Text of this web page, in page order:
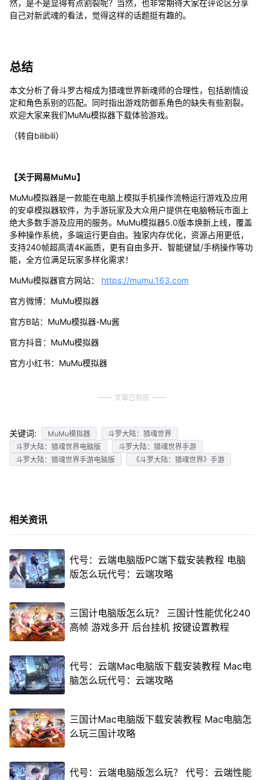
然，是不是显得有点割裂呢？当然，也非常期待大家在评论区分享
自己对新武魂的看法，觉得这样的话题挺有趣的。
总结
本文分析了骨斗罗古榕成为猎魂世界新魂师的合理性，包括剧情设
定和角色系别的匹配。同时指出游戏防御系角色的缺失有些割裂。
欢迎大家来我们MuMu模拟器下载体验游戏。
（转自bilibili）
【关于网易MuMu】
MuMu模拟器是一款能在电脑上模拟手机操作流畅运行游戏及应用
的安卓模拟器软件，为手游玩家及大众用户提供在电脑畅玩市面上
绝大多数手游及应用的服务。MuMu模拟器5.0版本焕新上线，覆盖
多种操作系统，多端运行更自由。独家内存优化，资源占用更低，
支持240帧超高清4K画质，更有自由多开、智能键鼠/手柄操作等功
能，全方位满足玩家多样化需求！
MuMu模拟器官方网站： https://mumu.163.com
官方微博：MuMu模拟器
官方B站：MuMu模拟器-Mu酱
官方抖音：MuMu模拟器
官方小红书：MuMu模拟器
文章已到底
关键词: MuMu模拟器
斗罗大陆：猎魂世界
斗罗大陆：猎魂世界电脑版
斗罗大陆：猎魂世界手游
斗罗大陆：猎魂世界手游电脑版
《斗罗大陆：猎魂世界》手游
相关资讯
代号：云端电脑版PC端下载安装教程 电脑
版怎么玩代号：云端攻略
三国计电脑版怎么玩？ 三国计性能优化240
高帧 游戏多开 后台挂机 按键设置教程
代号：云端Mac电脑版下载安装教程 Mac电
脑怎么玩代号：云端攻略
三国计Mac电脑版下载安装教程 Mac电脑怎
么玩三国计攻略
代号：云端电脑版怎么玩？ 代号：云端性能